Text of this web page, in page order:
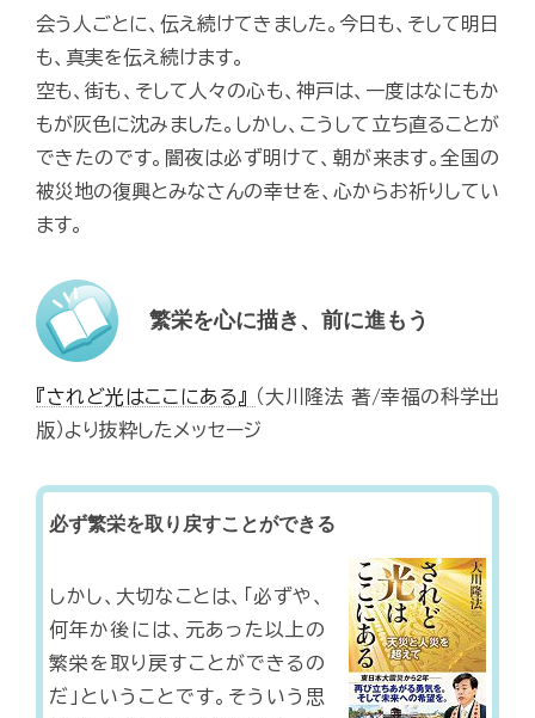
会う人ごとに、伝え続けてきました。今日も、そして明日
も、真実を伝え続けます。
空も、街も、そして人々の心も、神戸は、一度はなにもか
もが灰色に沈みました。しかし、こうして立ち直ることが
できたのです。闇夜は必ず明けて、朝が来ます。全国の
被災地の復興とみなさんの幸せを、心からお祈りしてい
ます。
繁栄を心に描き、前に進もう
『されど光はここにある』
（大川隆法 著/幸福の科学出
版）より抜粋したメッセージ
必ず繁栄を取り戻すことができる
しかし、大切なことは、「必ずや、
何年か後には、元あった以上の
繁栄を取り戻すことができるの
だ」ということです。そういう思